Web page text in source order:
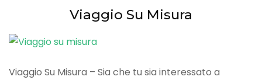
Viaggio Su Misura
Viaggio Su Misura – Sia che tu sia interessato a